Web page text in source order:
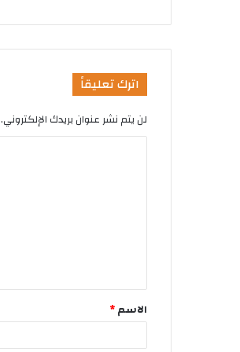
اترك تعليقاً
لن يتم نشر عنوان بريدك الإلكتروني.
الاسم*